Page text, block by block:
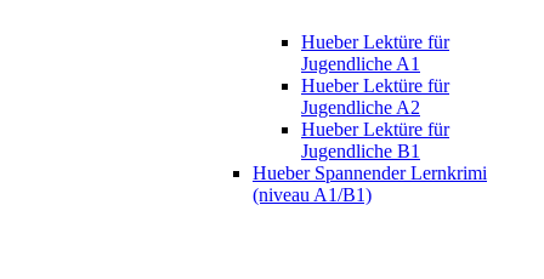
Hueber Lektüre für
Jugendliche A1
Hueber Lektüre für
Jugendliche A2
Hueber Lektüre für
Jugendliche B1
Hueber Spannender Lernkrimi
(niveau A1/B1)